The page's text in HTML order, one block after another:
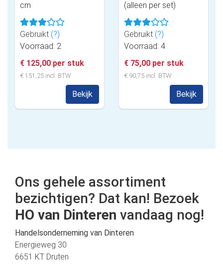
cm
Gebruikt (?)
Voorraad: 2
€ 125,00 per stuk
€ 151,25 incl. BTW
Bekijk
(alleen per set)
Gebruikt (?)
Voorraad: 4
€ 75,00 per stuk
€ 90,75 incl. BTW
Bekijk
Ons gehele assortiment
bezichtigen? Dat kan! Bezoek
HO van Dinteren vandaag nog!
Handelsonderneming van Dinteren
Energieweg 30
6651 KT Druten